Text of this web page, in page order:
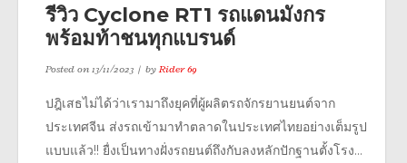
รีวิว Cyclone RT1 รถแดนมังกร
พร้อมท้าชนทุกแบรนด์
Posted on13/11/2023 byRider 69
ปฎิเสธไม่ได้ว่าเรามาถึงยุคที่ผู้ผลิตรถจักรยานยนต์จาก
ประเทศจีน ส่งรถเข้ามาทำตลาดในประเทศไทยอย่างเต็มรูป
แบบแล้ว!! ยื่งเป็นทางฝั่งรถยนต์ถึงกับลงหลักปักฐานตั้งโรง...